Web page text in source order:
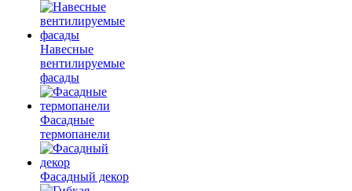
Навесные
вентилируемые
фасады
Фасадные
термопанели
Фасадный декор